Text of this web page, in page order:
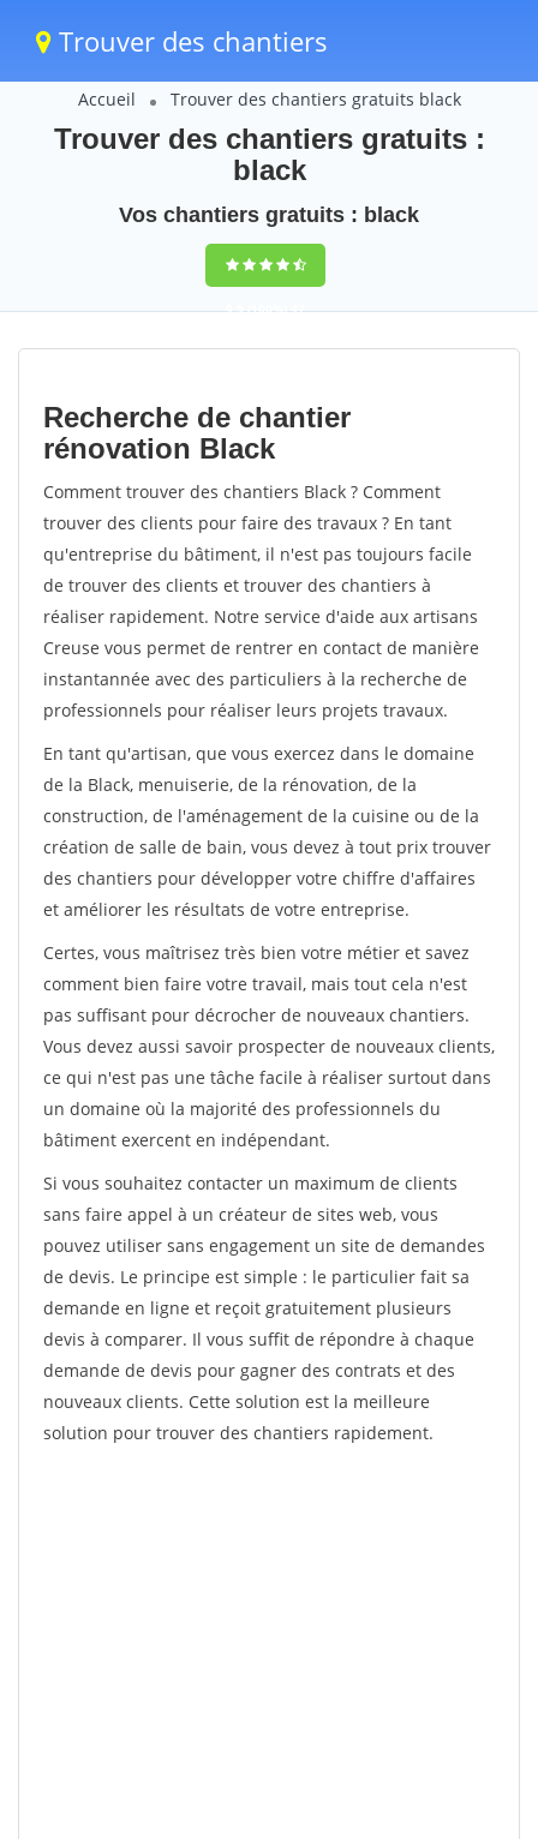
Trouver des chantiers
Accueil Trouver des chantiers gratuits black
Trouver des chantiers gratuits :
black
Vos chantiers gratuits : black
9,5(100%)47
votes
Recherche de chantier
rénovation Black
Comment trouver des chantiers Black ? Comment
trouver des clients pour faire des travaux ? En tant
qu'entreprise du bâtiment, il n'est pas toujours facile
de trouver des clients et trouver des chantiers à
réaliser rapidement. Notre service d'aide aux artisans
Creuse vous permet de rentrer en contact de manière
instantannée avec des particuliers à la recherche de
professionnels pour réaliser leurs projets travaux.
En tant qu'artisan, que vous exercez dans le domaine
de la Black, menuiserie, de la rénovation, de la
construction, de l'aménagement de la cuisine ou de la
création de salle de bain, vous devez à tout prix trouver
des chantiers pour développer votre chiffre d'affaires
et améliorer les résultats de votre entreprise.
Certes, vous maîtrisez très bien votre métier et savez
comment bien faire votre travail, mais tout cela n'est
pas suffisant pour décrocher de nouveaux chantiers.
Vous devez aussi savoir prospecter de nouveaux clients,
ce qui n'est pas une tâche facile à réaliser surtout dans
un domaine où la majorité des professionnels du
bâtiment exercent en indépendant.
Si vous souhaitez contacter un maximum de clients
sans faire appel à un créateur de sites web, vous
pouvez utiliser sans engagement un site de demandes
de devis. Le principe est simple : le particulier fait sa
demande en ligne et reçoit gratuitement plusieurs
devis à comparer. Il vous suffit de répondre à chaque
demande de devis pour gagner des contrats et des
nouveaux clients. Cette solution est la meilleure
solution pour trouver des chantiers rapidement.